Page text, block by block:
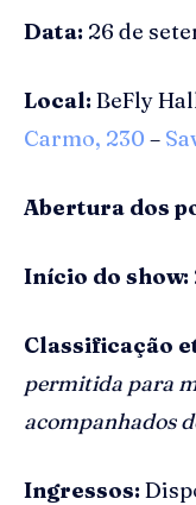
Data: 26 de
Local: BeFly
Carmo, 230 –
Abertura dos
Início do show:
Classificação
permitida para
acompanhados
Ingressos: